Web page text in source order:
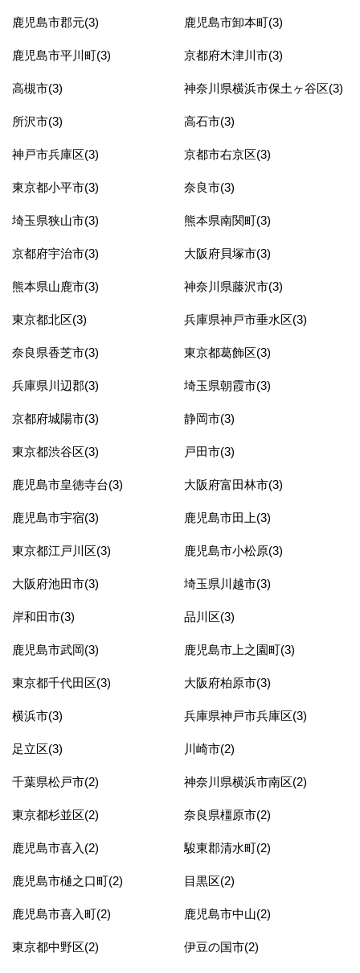
鹿児島市郡元(3) 鹿児島市卸本町(3)
鹿児島市平川町(3) 京都府木津川市(3)
高槻市(3) 神奈川県横浜市保土ヶ谷区(3)
所沢市(3) 高石市(3)
神戸市兵庫区(3) 京都市右京区(3)
東京都小平市(3) 奈良市(3)
埼玉県狭山市(3) 熊本県南関町(3)
京都府宇治市(3) 大阪府貝塚市(3)
熊本県山鹿市(3) 神奈川県藤沢市(3)
東京都北区(3) 兵庫県神戸市垂水区(3)
奈良県香芝市(3) 東京都葛飾区(3)
兵庫県川辺郡(3) 埼玉県朝霞市(3)
京都府城陽市(3) 静岡市(3)
東京都渋谷区(3) 戸田市(3)
鹿児島市皇徳寺台(3) 大阪府富田林市(3)
鹿児島市宇宿(3) 鹿児島市田上(3)
東京都江戸川区(3) 鹿児島市小松原(3)
大阪府池田市(3) 埼玉県川越市(3)
岸和田市(3) 品川区(3)
鹿児島市武岡(3) 鹿児島市上之園町(3)
東京都千代田区(3) 大阪府柏原市(3)
横浜市(3) 兵庫県神戸市兵庫区(3)
足立区(3) 川崎市(2)
千葉県松戸市(2) 神奈川県横浜市南区(2)
東京都杉並区(2) 奈良県橿原市(2)
鹿児島市喜入(2) 駿東郡清水町(2)
鹿児島市樋之口町(2) 目黒区(2)
鹿児島市喜入町(2) 鹿児島市中山(2)
東京都中野区(2) 伊豆の国市(2)